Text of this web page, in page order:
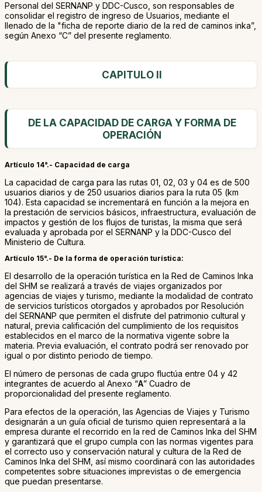
Personal del SERNANP y DDC-Cusco, son responsables de
consolidar el registro de ingreso de Usuarios, mediante el
llenado de la "ficha de reporte diario de la red de caminos inka”,
según Anexo “C” del presente reglamento.
CAPITULO II
DE LA CAPACIDAD DE CARGA Y FORMA DE
OPERACIÓN
Artículo 14°.- Capacidad de carga
La capacidad de carga para las rutas 01, 02, 03 y 04 es de 500
usuarios diarios y de 250 usuarios diarios para la ruta 05 (km
104). Esta capacidad se incrementará en función a la mejora en
la prestación de servicios básicos, infraestructura, evaluación de
impactos y gestión de los flujos de turistas, la misma que será
evaluada y aprobada por el SERNANP y la DDC-Cusco del
Ministerio de Cultura.
Artículo 15°.- De la forma de operación turística:
El desarrollo de la operación turística en la Red de Caminos Inka
del SHM se realizará a través de viajes organizados por
agencias de viajes y turismo, mediante la modalidad de contrato
de servicios turísticos otorgados y aprobados por Resolución
del SERNANP que permiten el disfrute del patrimonio cultural y
natural, previa calificación del cumplimiento de los requisitos
establecidos en el marco de la normativa vigente sobre la
materia. Previa evaluación, el contrato podrá ser renovado por
igual o por distinto periodo de tiempo.
El número de personas de cada grupo fluctúa entre 04 y 42
integrantes de acuerdo al Anexo “A” Cuadro de
proporcionalidad del presente reglamento.
Para efectos de la operación, las Agencias de Viajes y Turismo
designarán a un guía oficial de turismo quien representará a la
empresa durante el recorrido en la red de Caminos Inka del SHM
y garantizará que el grupo cumpla con las normas vigentes para
el correcto uso y conservación natural y cultura de la Red de
Caminos Inka del SHM, así mismo coordinará con las autoridades
competentes sobre situaciones imprevistas o de emergencia
que puedan presentarse.